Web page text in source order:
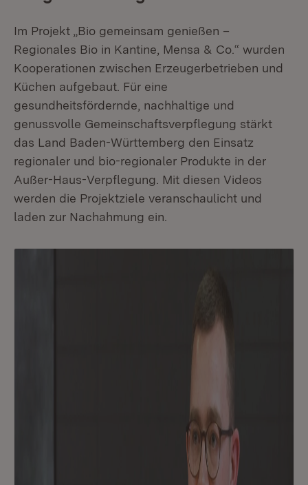
Im Projekt „Bio gemeinsam genießen –
Regionales Bio in Kantine, Mensa & Co.“ wurden
Kooperationen zwischen Erzeugerbetrieben und
Küchen aufgebaut. Für eine
gesundheitsfördernde, nachhaltige und
genussvolle Gemeinschaftsverpflegung stärkt
das Land Baden-Württemberg den Einsatz
regionaler und bio-regionaler Produkte in der
Außer-Haus-Verpflegung. Mit diesen Videos
werden die Projektziele veranschaulicht und
laden zur Nachahmung ein.